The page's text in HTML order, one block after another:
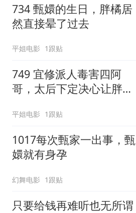
734 甄嬛的生日，胖橘居
然直接晕了过去
平姐电影 1跟贴
749 宜修派人毒害四阿
哥，太后下定决心让胖橘
平姐电影 1跟贴
1017每次甄家一出事，甄
嬛就有身孕
幻舞电影 1跟贴
只要给钱再难听也无所谓